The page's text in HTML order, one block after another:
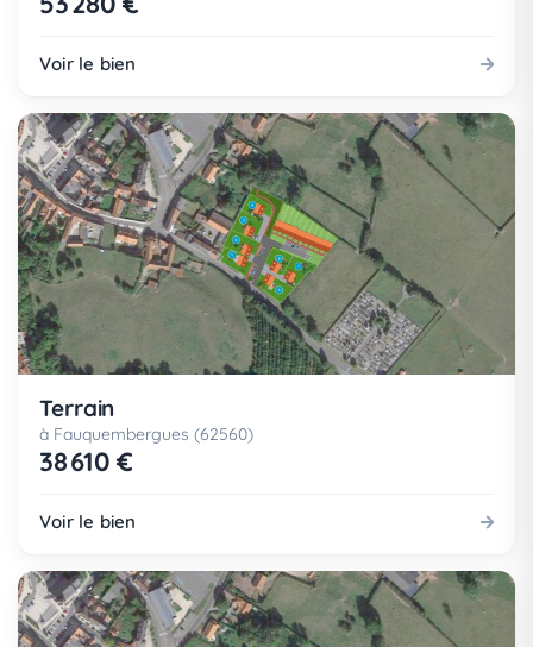
Voir le bien
Terrain
à Fauquembergues (62560)
38 610 €
Voir le bien